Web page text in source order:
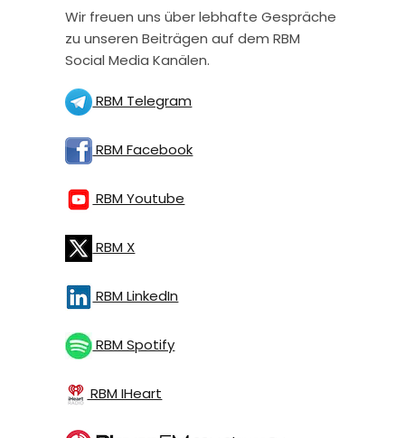
Wir freuen uns über lebhafte Gespräche
zu unseren Beiträgen auf dem RBM
Social Media Kanälen.
RBM Telegram
RBM Facebook
RBM Youtube
RBM X
RBM LinkedIn
RBM Spotify
RBM IHeart